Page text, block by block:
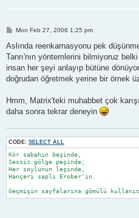
P
s
Mon Feb 27, 2006 1:25 pm
Aslında reenkarnasyonu pek
Tanrı'nın yöntemlerini bilmiyoruz
insan her şeyi anlayıp bütüne
doğrudan öğretmek yerine bir örnek
Hmm, Matrix'teki muhabbet çok
daha sonra tekrar deneyin
CODE: SELECT ALL
Kör sabahın beşinde,
Sessiz gölge peşinde;
Her soylunun leşinde,
Hançeri saplı Erober'in.
Geçmişin sayfalarına gömülü